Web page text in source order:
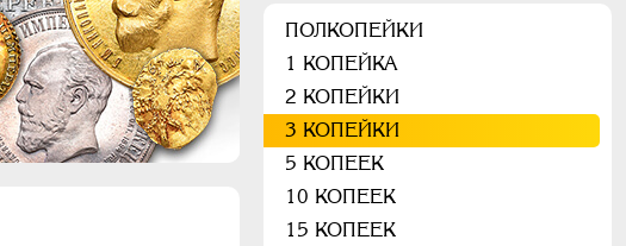
ПОЛКОПЕЙКИ
1 КОПЕЙКА
2 КОПЕЙКИ
3 КОПЕЙКИ
5 КОПЕЕК
10 КОПЕЕК
15 КОПЕЕК